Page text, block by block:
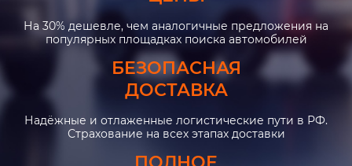
На 30% дешевле, чем аналогичные предложения на
популярных площадках поиска автомобилей
БЕЗОПАСНАЯ
ДОСТАВКА
Надёжные и отлаженные логистические пути в РФ.
Страхование на всех этапах доставки